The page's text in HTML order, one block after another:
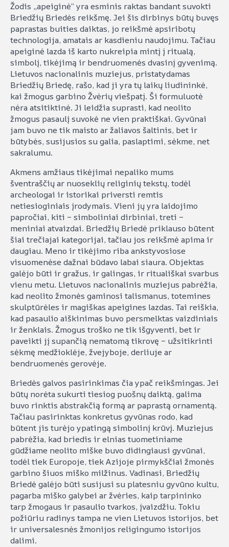
Žodis „apeiginė“ yra esminis raktas bandant suvokti
Briedžių Briedės reikšmę. Jei šis dirbinys būtų buvęs
paprastas buities daiktas, jo reikšmė apsiribotų
technologija, amatais ar kasdieniu naudojimu. Tačiau
apeiginė lazda iš karto nukreipia mintį į ritualą,
simbolį, tikėjimą ir bendruomenės dvasinį gyvenimą.
Lietuvos nacionalinis muziejus, pristatydamas
Briedžių Briedę, rašo, kad ji yra tų laikų liudininkė,
kai žmogus garbino Žvėrių viešpatį. Ši formuluotė
nėra atsitiktinė. Ji leidžia suprasti, kad neolito
žmogus pasaulį suvokė ne vien praktiškai. Gyvūnai
jam buvo ne tik maisto ar žaliavos šaltinis, bet ir
būtybės, susijusios su galia, paslaptimi, sėkme, net
sakralumu.
Akmens amžiaus tikėjimai nepaliko mums
šventraščių ar nuoseklių religinių tekstų, todėl
archeologai ir istorikai priversti remtis
netiesioginiais įrodymais. Vieni jų yra laidojimo
papročiai, kiti – simboliniai dirbiniai, treti –
meniniai atvaizdai. Briedžių Briedė priklauso būtent
šiai trečiajai kategorijai, tačiau jos reikšmė apima ir
daugiau. Meno ir tikėjimo riba ankstyvosiose
visuomenėse dažnai būdavo labai siaura. Objektas
galėjo būti ir gražus, ir galingas, ir rituališkai svarbus
vienu metu. Lietuvos nacionalinis muziejus pabrėžia,
kad neolito žmonės gaminosi talismanus, totemines
skulptūrėles ir magiškas apeigines lazdas. Tai reiškia,
kad pasaulio aiškinimas buvo persmelktas vaizdiniais
ir ženklais. Žmogus troško ne tik išgyventi, bet ir
paveikti jį supančią nematomą tikrovę – užsitikrinti
sėkmę medžioklėje, žvejyboje, derliuje ar
bendruomenės gerovėje.
Briedės galvos pasirinkimas čia ypač reikšmingas. Jei
būtų norėta sukurti tiesiog puošnų daiktą, galima
buvo rinktis abstrakčią formą ar paprastą ornamentą.
Tačiau pasirinktas konkretus gyvūnas rodo, kad
būtent jis turėjo ypatingą simbolinį krūvį. Muziejus
pabrėžia, kad briedis ir elnias tuometiniame
gūdžiame neolito miške buvo didingiausi gyvūnai,
todėl tiek Europoje, tiek Azijoje pirmykščiai žmonės
garbino šiuos miško milžinus. Vadinasi, Briedžių
Briedė galėjo būti susijusi su platesniu gyvūno kultu,
pagarba miško galybei ar žvėries, kaip tarpininko
tarp žmogaus ir pasaulio tvarkos, įvaizdžiu. Tokiu
požiūriu radinys tampa ne vien Lietuvos istorijos, bet
ir universalesnės žmonijos religingumo istorijos
dalimi.